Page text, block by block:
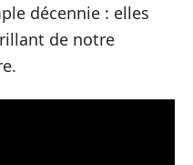
décennie : elles
de notre